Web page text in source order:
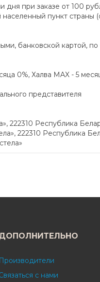
дня при заказе от 100
пункт страны
банковской картой,
0%, Халва MAX - 5
представителя
222310 Республика
222310 Республика
Производители
с нами